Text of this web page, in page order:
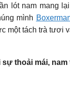
lót nam mang
mình
một tách trà tươi
thoải mái,